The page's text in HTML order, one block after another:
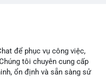
trực tuyến của bạn một
để phục vụ công việc,
tôi chuyên cung cấp
ổn định và sẵn sàng sử